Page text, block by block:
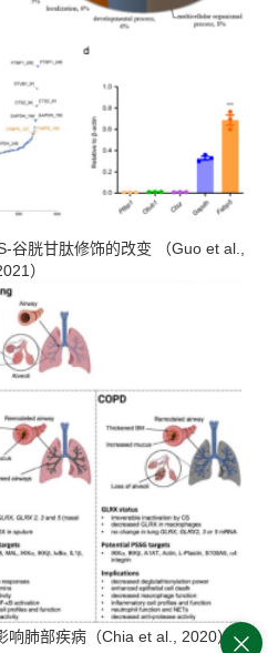
谷胱甘肽修饰的改变 （Guo et al.,
）
肺部疾病（Chia et al., 2020）